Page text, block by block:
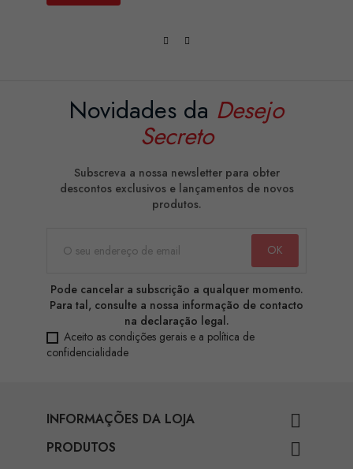
Novidades da Desejo
Secreto
Subscreva a nossa newsletter para obter
descontos exclusivos e lançamentos de novos
produtos.
Pode cancelar a subscrição a qualquer momento.
Para tal, consulte a nossa informação de contacto
na declaração legal.
Aceito as condições gerais e a política de
confidencialidade
INFORMAÇÕES DA LOJA 
PRODUTOS 